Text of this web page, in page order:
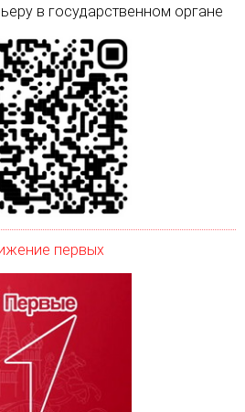
в государственном органе
первых